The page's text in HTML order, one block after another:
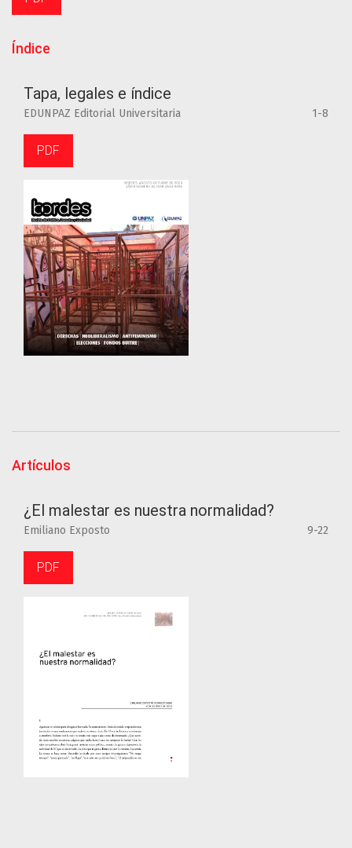
Índice
Tapa, legales e índice
EDUNPAZ Editorial Universitaria 1-8
PDF
Artículos
¿El malestar es nuestra normalidad?
Emiliano Exposto 9-22
PDF